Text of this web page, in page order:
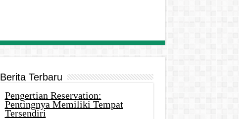
Berita Terbaru
Pengertian Reservation:
Pentingnya Memiliki Tempat
Tersendiri